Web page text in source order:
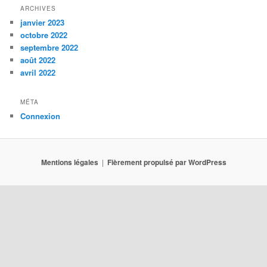
ARCHIVES
janvier 2023
octobre 2022
septembre 2022
août 2022
avril 2022
MÉTA
Connexion
Mentions légales Fièrement propulsé par WordPress